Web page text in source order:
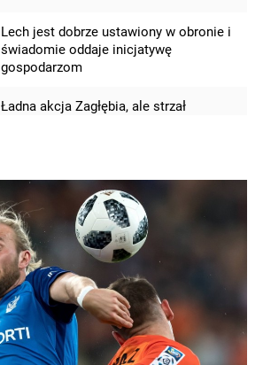
Lech jest dobrze ustawiony w obronie i
świadomie oddaje inicjatywę
gospodarzom
Ładna akcja Zagłębia, ale strzał
Zmiana w Zagłębiu: Tuszyński za
Starzyńskiego
Nieudane dośrodkowanie
Czerwińskiego, piłka dla Kolejorza
Zmiana w Lechu: Chobłenko za
Gytkjaera
Było gorąco pod bramką Lecha, piłka